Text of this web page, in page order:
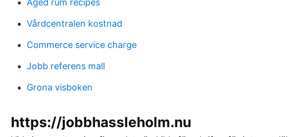
Aged rum recipes
Vårdcentralen kostnad
Commerce service charge
Jobb referens mall
Grona visboken
https://jobbhassleholm.nu